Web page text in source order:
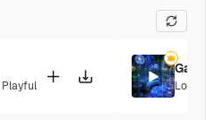
Playful